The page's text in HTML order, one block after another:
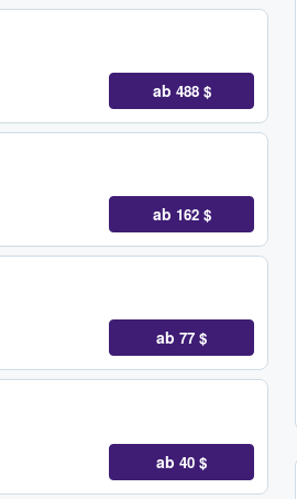
ab 488 $
ab 162 $
ab 77 $
ab 40 $